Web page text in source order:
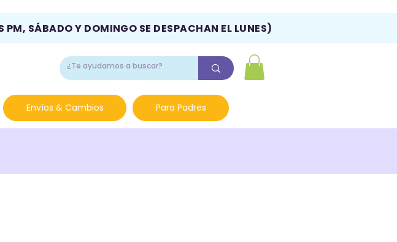
SÁBADO Y DOMINGO SE DESPACHAN EL LUNES)
Envíos & Cambios Para Padres